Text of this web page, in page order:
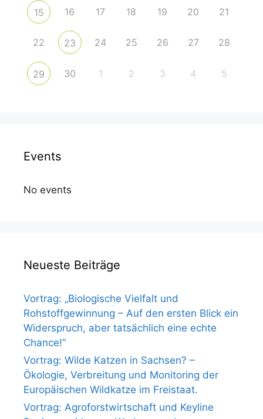
15 16 17 18 19 20 21
22 23 24 25 26 27 28
29 30 1 2 3 4 5
Events
No events
Neueste Beiträge
Vortrag: „Biologische Vielfalt und
Rohstoffgewinnung – Auf den ersten Blick ein
Widerspruch, aber tatsächlich eine echte
Chance!“
Vortrag: Wilde Katzen in Sachsen? –
Ökologie, Verbreitung und Monitoring der
Europäischen Wildkatze im Freistaat.
Vortrag: Agroforstwirtschaft und Keyline